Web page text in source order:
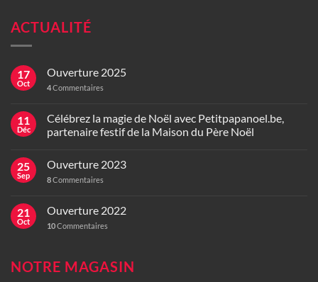
ACTUALITÉ
17
Oct
Ouverture 2025
4Commentaires
11
Déc
Célébrez la magie de Noël avec Petitpapanoel.be,
partenaire festif de la Maison du Père Noël
25
Sep
Ouverture 2023
8Commentaires
21
Oct
Ouverture 2022
10Commentaires
NOTRE MAGASIN